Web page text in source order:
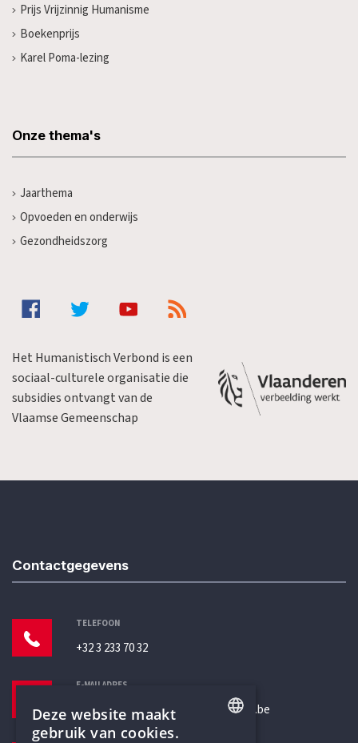
Prijs Vrijzinnig Humanisme
Boekenprijs
Karel Poma-lezing
Onze thema's
Jaarthema
Opvoeden en onderwijs
Gezondheidszorg
Het Humanistisch Verbond is een
sociaal-culturele organisatie die
subsidies ontvangt van de
Vlaamse Gemeenschap
Contactgegevens
TELEFOON
+32 3 233 70 32
E-MAILADRES
secretariaat@humanistischverbond.be
Deze website maakt
gebruik van cookies.